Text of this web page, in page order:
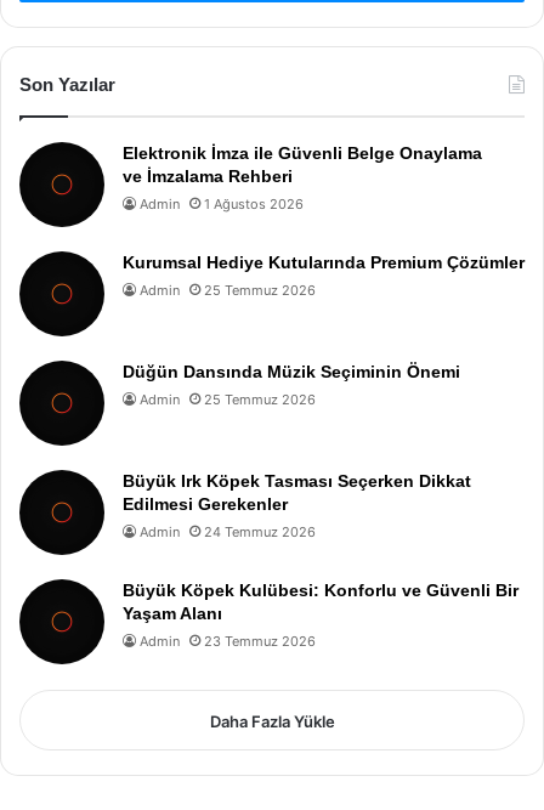
Son Yazılar
Elektronik İmza ile Güvenli Belge Onaylama
ve İmzalama Rehberi
Admin 1 Ağustos 2026
Kurumsal Hediye Kutularında Premium Çözümler
Admin 25 Temmuz 2026
Düğün Dansında Müzik Seçiminin Önemi
Admin 25 Temmuz 2026
Büyük Irk Köpek Tasması Seçerken Dikkat
Edilmesi Gerekenler
Admin 24 Temmuz 2026
Büyük Köpek Kulübesi: Konforlu ve Güvenli Bir
Yaşam Alanı
Admin 23 Temmuz 2026
Daha Fazla Yükle